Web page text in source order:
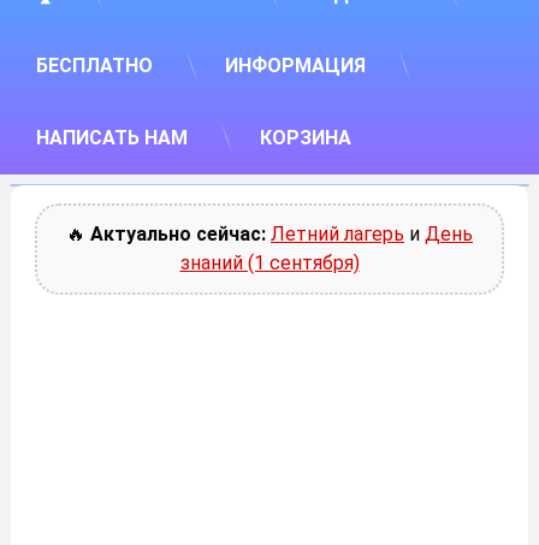
БЕСПЛАТНО ИНФОРМАЦИЯ
НАПИСАТЬ НАМ КОРЗИНА
🔥 Актуально сейчас: Летний лагерь и День
знаний (1 сентября)